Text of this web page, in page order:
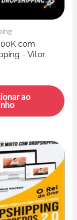
com
– Vitor
ao